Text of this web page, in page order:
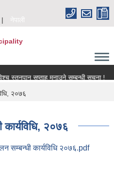
नेपाली
सप्ताह मनाउने सम्बन्धी सूचना !
२०७६
२०७६
सम्बन्धी कार्यविधि २०७६.pdf